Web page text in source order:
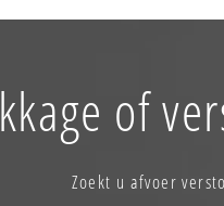
of
Zoekt u afvoer